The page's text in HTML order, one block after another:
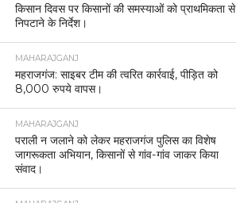
किसान दिवस पर किसानों की समस्याओं को प्राथमिकता से
निपटाने के निर्देश।
MAHARAJGANJ
महराजगंज: साइबर टीम की त्वरित कार्रवाई, पीड़ित को
8,000 रुपये वापस।
MAHARAJGANJ
पराली न जलाने को लेकर महराजगंज पुलिस का विशेष
जागरूकता अभियान, किसानों से गांव-गांव जाकर किया
संवाद।